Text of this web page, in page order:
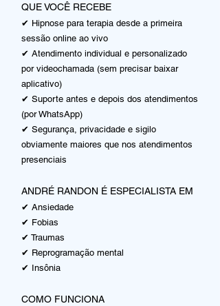
QUE VOCÊ RECEBE
✔ Hipnose para terapia desde a primeira
sessão online ao vivo
✔ Atendimento individual e personalizado
por videochamada (sem precisar baixar
aplicativo)
✔ Suporte antes e depois dos atendimentos
(por WhatsApp)
✔ Segurança, privacidade e sigilo
obviamente maiores que nos atendimentos
presenciais
ANDRÉ RANDON É ESPECIALISTA EM
✔ Ansiedade
✔ Fobias
✔ Traumas
✔ Reprogramação mental
✔ Insônia
COMO FUNCIONA